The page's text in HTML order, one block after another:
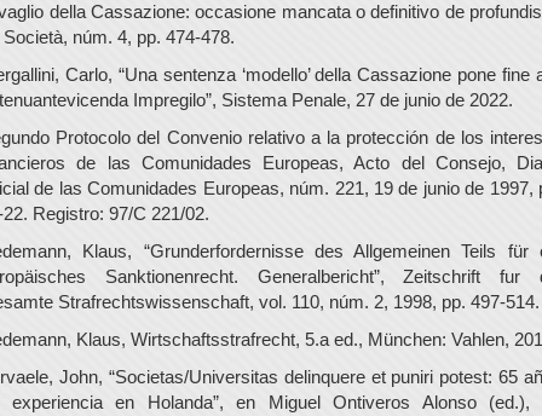
della Cassazione: occasione mancata o definitivo de
Società, núm. 4, pp. 474-478.
Carlo, “Una sentenza ‘modello’ della Cassazione pone fine
Impregilo”, Sistema Penale, 27 de junio de 2022.
Protocolo del Convenio relativo a la protección de los
de las Comunidades Europeas, Acto del Consejo,
de las Comunidades Europeas, núm. 221, 19 de junio de 1997,
22. Registro: 97/C 221/02.
Klaus, “Grunderfordernisse des Allgemeinen Teils für
Sanktionenrecht. Generalbericht”, Zeitschrift fur
Strafrechtswissenschaft, vol. 110, núm. 2, 1998, pp. 497-514.
Klaus, Wirtschaftsstrafrecht, 5.a ed., München: Vahlen,
John, “Societas/Universitas delinquere et puniri potest: 65
experiencia en Holanda”, en Miguel Ontiveros Alonso (ed.),